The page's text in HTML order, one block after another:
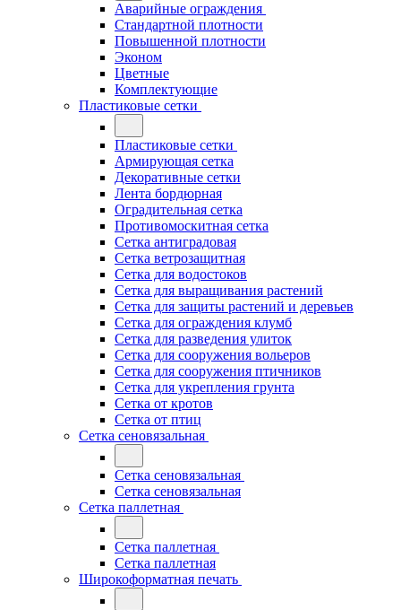
Аварийные ограждения
Стандартной плотности
Повышенной плотности
Эконом
Цветные
Комплектующие
Пластиковые сетки
Пластиковые сетки
Армирующая сетка
Декоративные сетки
Лента бордюрная
Оградительная сетка
Противомоскитная сетка
Сетка антиградовая
Сетка ветрозащитная
Сетка для водостоков
Сетка для выращивания растений
Сетка для защиты растений и деревьев
Сетка для ограждения клумб
Сетка для разведения улиток
Сетка для сооружения вольеров
Сетка для сооружения птичников
Сетка для укрепления грунта
Сетка от кротов
Сетка от птиц
Сетка сеновязальная
Сетка сеновязальная
Сетка сеновязальная
Сетка паллетная
Сетка паллетная
Сетка паллетная
Широкоформатная печать